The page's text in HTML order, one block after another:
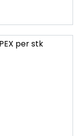
per stk